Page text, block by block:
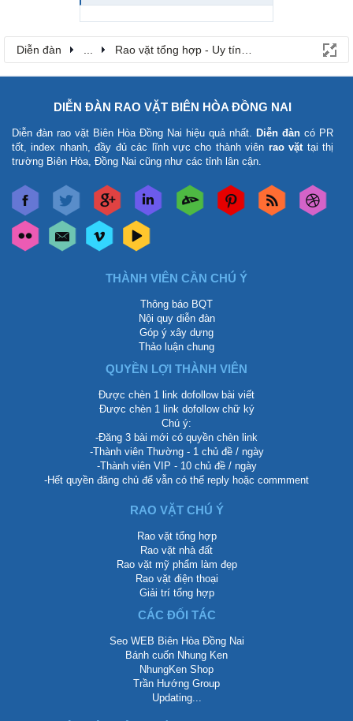
Diễn đàn Rao vặt tổng hợp - Uy tín - Miễn phí
DIỄN ĐÀN RAO VẶT BIÊN HÒA ĐỒNG NAI
Diễn đàn rao vặt Biên Hòa Đồng Nai hiệu quả nhất. Diễn đàn có PR
tốt, index nhanh, đầy đủ các lĩnh vực cho thành viên rao vặt tại thị
trường Biên Hòa, Đồng Nai cũng như các tỉnh lân cận.
THÀNH VIÊN CẦN CHÚ Ý
Thông báo BQT
Nội quy diễn đàn
Góp ý xây dựng
Thảo luận chung
QUYỀN LỢI THÀNH VIÊN
Được chèn 1 link dofollow bài viết
Được chèn 1 link dofollow chữ ký
Chú ý:
-Đăng 3 bài mới có quyền chèn link
-Thành viên Thường - 1 chủ đề / ngày
-Thành viên VIP - 10 chủ đề / ngày
-Hết quyền đăng chủ để vẫn có thể reply hoặc commment
RAO VẶT CHÚ Ý
Rao vặt tổng hợp
Rao vặt nhà đất
Rao vặt mỹ phẩm làm đẹp
Rao vặt điện thoại
Giải trí tổng hợp
CÁC ĐỐI TÁC
Seo WEB Biên Hòa Đồng Nai
Bánh cuốn Nhung Ken
NhungKen Shop
Trần Hướng Group
Updating...